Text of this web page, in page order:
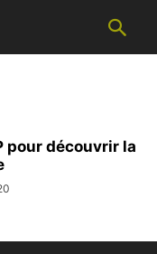
pour découvrir la